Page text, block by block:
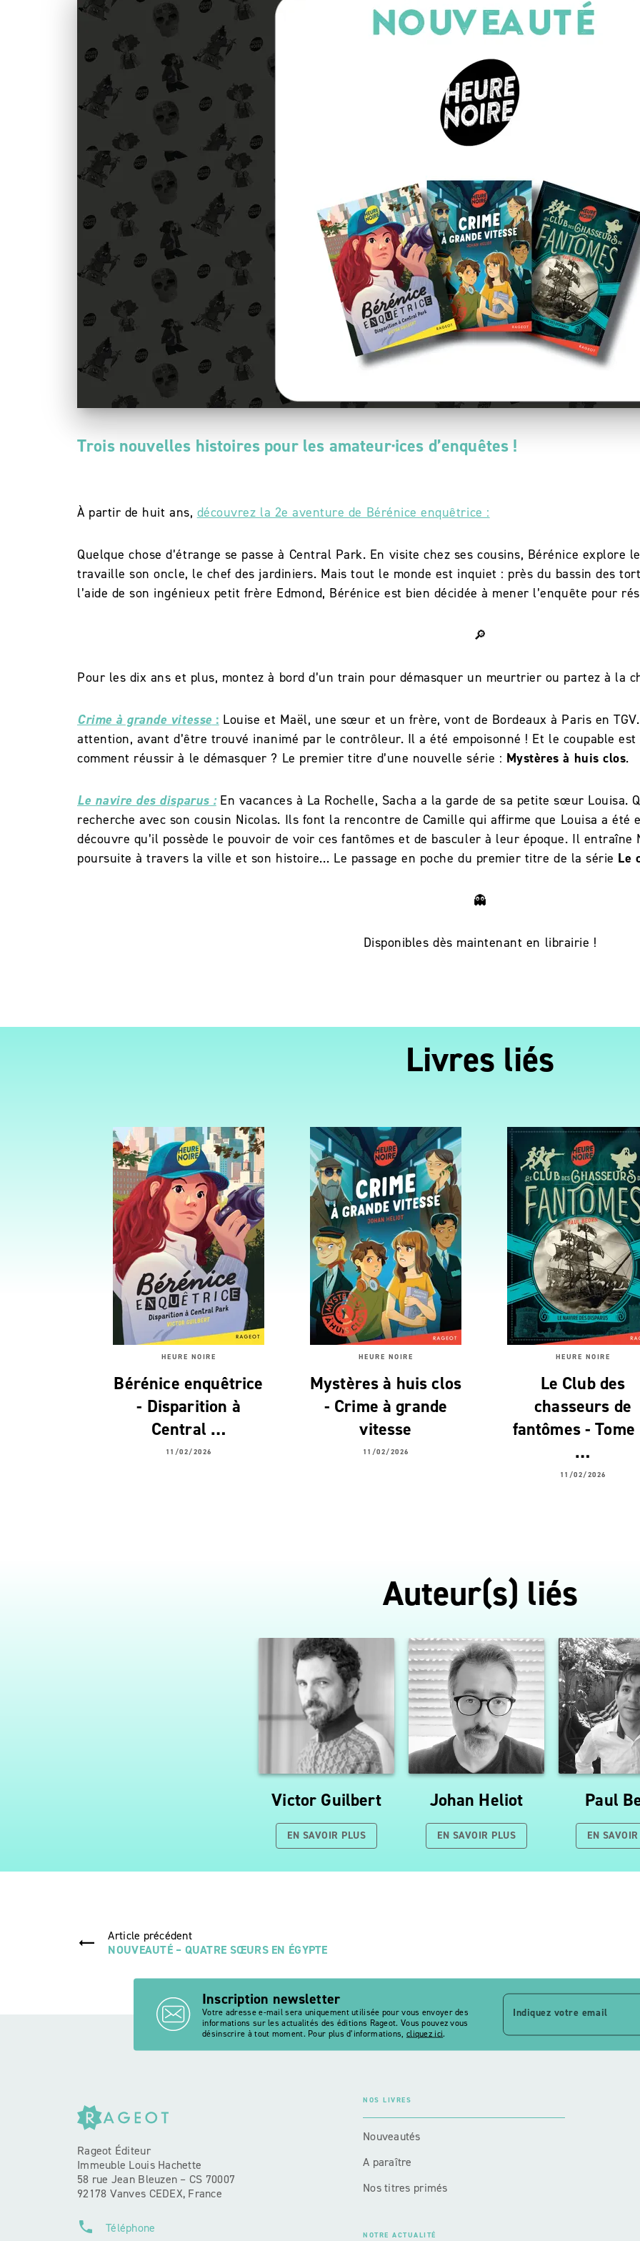
Trois nouvelles histoires pour les amateur·ices d’enquêtes !
À partir de huit ans, découvrez la 2e aventure de Bérénice enquêtrice :
Quelque chose d’étrange se passe à Central Park. En visite chez ses cousins, Bérénice explore
travaille son oncle, le chef des jardiniers. Mais tout le monde est inquiet : près du bassin des
l’aide de son ingénieux petit frère Edmond, Bérénice est bien décidée à mener l’enquête pour
🔎
Pour les dix ans et plus, montez à bord d’un train pour démasquer un meurtrier ou partez à la
Crime à grande vitesse : Louise et Maël, une sœur et un frère, vont de Bordeaux à Paris en
attention, avant d’être trouvé inanimé par le contrôleur. Il a été empoisonné ! Et le coupable
comment réussir à le démasquer ? Le premier titre d’une nouvelle série : Mystères à huis clos.
Le navire des disparus :En vacances à La Rochelle, Sacha a la garde de sa petite sœur Louisa.
recherche avec son cousin Nicolas. Ils font la rencontre de Camille qui affirme que Louisa a été
découvre qu’il possède le pouvoir de voir ces fantômes et de basculer à leur époque. Il
poursuite à travers la ville et son histoire… Le passage en poche du premier titre de la série Le
👻
Disponibles dès maintenant en librairie !
Livres liés
HEURE NOIRE
Bérénice enquêtrice
- Disparition à
Central …
11/02/2026
HEURE NOIRE
Mystères à huis clos
- Crime à grande
vitesse
11/02/2026
HEURE NOIRE
Le Club des
chasseurs de
fantômes - Tome
…
11/02/2026
Auteur(s) liés
Victor Guilbert
EN SAVOIR PLUS
Johan Heliot
EN SAVOIR PLUS
Paul
EN
Article précédent
NOUVEAUTÉ – QUATRE SŒURS EN ÉGYPTE
Inscription newsletter
Votre adresse e-mail sera uniquement utilisée pour vous envoyer des
informations sur les actualités des éditions Rageot. Vous pouvez vous
désinscrire à tout moment. Pour plus d’informations, cliquez ici.
Indiquez votre email
Rageot Éditeur
Immeuble Louis Hachette
58 rue Jean Bleuzen – CS 70007
92178 Vanves CEDEX, France
phone Téléphone
NOS LIVRES
Nouveautés
A paraître
Nos titres primés
NOTRE ACTUALITÉ